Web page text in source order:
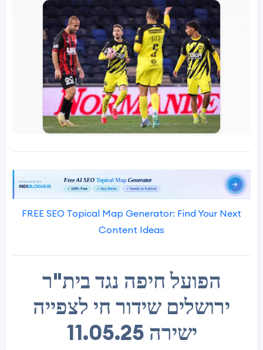
FREE SEO Topical Map Generator: Find Your Next
Content Ideas
הפועל חיפה נגד בית"ר
ירושלים שידור חי לצפייה
ישירה 11.05.25